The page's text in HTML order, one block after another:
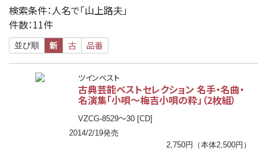
検索条件：人名で「山上路夫」
件数：11件
並び順 新 古 品番
ツインベスト
古典芸能ベストセレクション 名手・名曲・
名演集「小唄～梅吉小唄の粋」（2枚組）
VZCG-8529〜30 [CD]
2014/2/19発売
2,750円（本体2,500円）